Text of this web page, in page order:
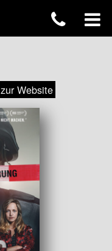
zur Website